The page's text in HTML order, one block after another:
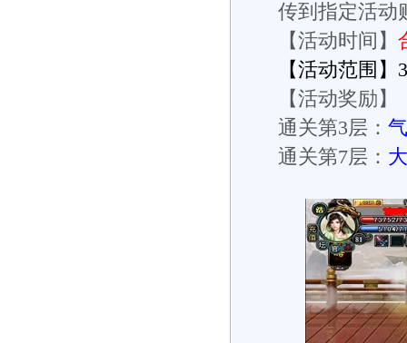
传到指定活动
【活动时间】
【活动范围】
【活动奖励】
通关第3层：
通关第7层：